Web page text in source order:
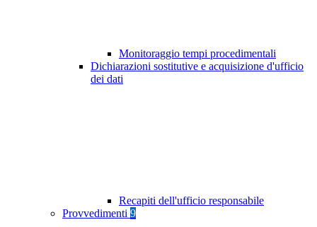
Monitoraggio tempi procedimentali
Dichiarazioni sostitutive e acquisizione d'ufficio
dei dati
Recapiti dell'ufficio responsabile
Provvedimenti 9